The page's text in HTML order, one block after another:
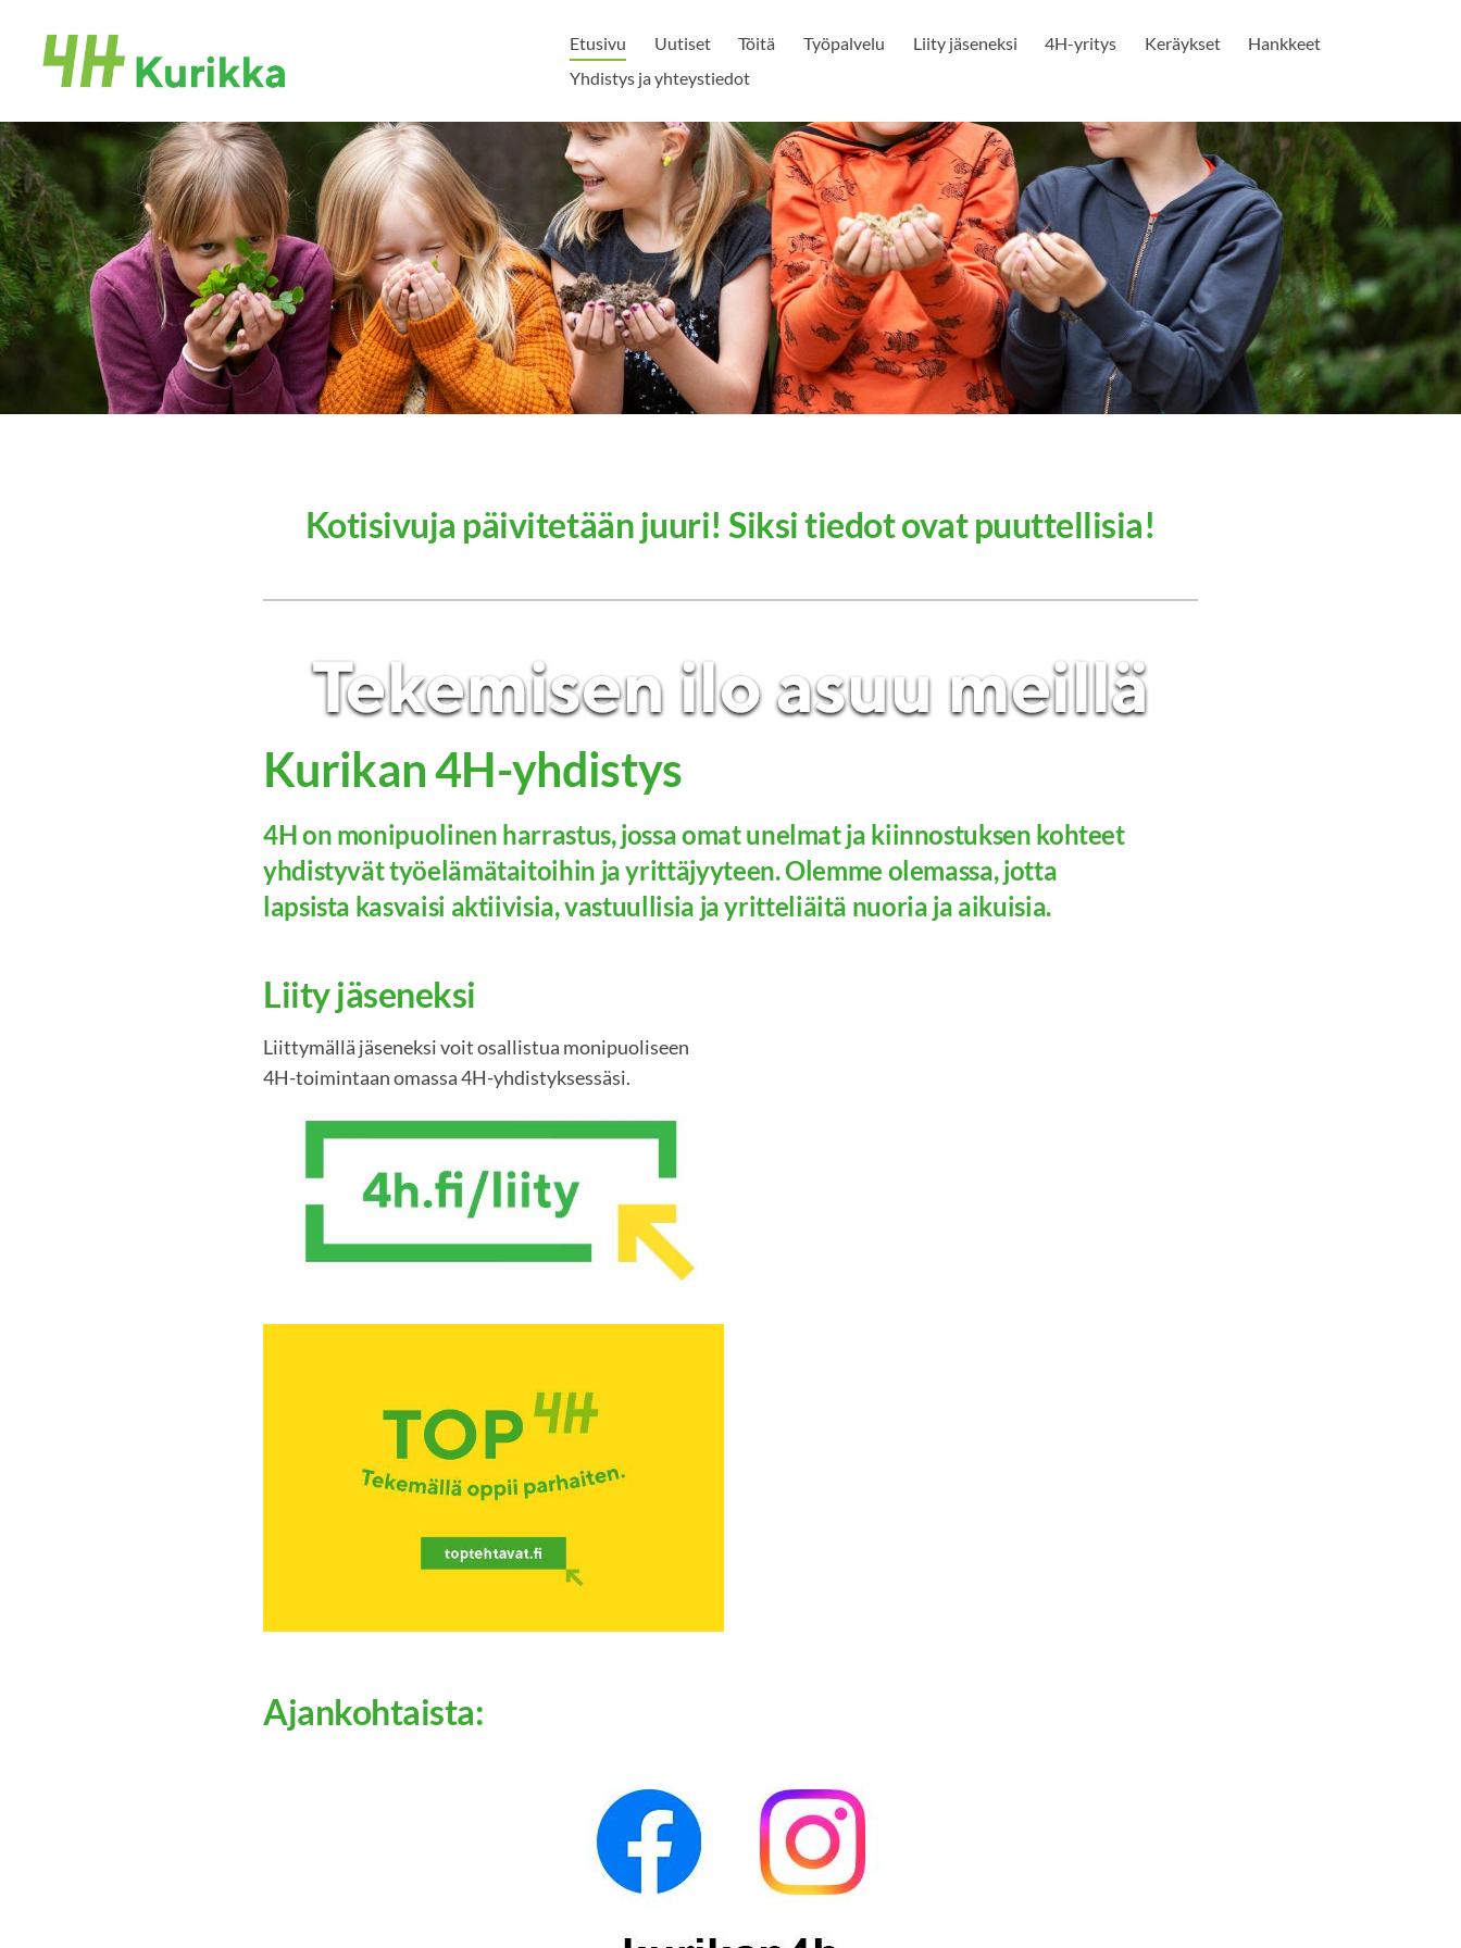
sivun
sisältöön
Kurikan 4H-yhdistys
Etusivu Uutiset Töitä Työpalvelu Liity jäseneksi 4H-yritys Keräykset
Hankkeet
Yhdistys ja yhteystiedot
Kotisivuja päivitetään juuri! Siksi tiedot ovat puuttellisia!
Kurikan 4H-yhdistys
4H on monipuolinen harrastus, jossa omat unelmat ja kiinnostuksen kohteet
yhdistyvät työelämätaitoihin ja yrittäjyyteen. Olemme olemassa, jotta
lapsista kasvaisi aktiivisia, vastuullisia ja yritteliäitä nuoria ja aikuisia.
Liity jäseneksi
Liittymällä jäseneksi voit osallistua monipuoliseen
4H-toimintaan omassa 4H-yhdistyksessäsi.
Ajankohtaista: